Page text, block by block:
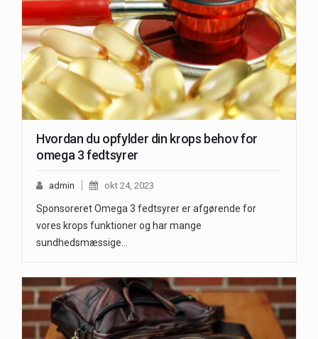
Hvordan du opfylder din krops behov for
omega 3 fedtsyrer
admin okt 24, 2023
Sponsoreret Omega 3 fedtsyrer er afgørende for
vores krops funktioner og har mange
sundhedsmæssige…